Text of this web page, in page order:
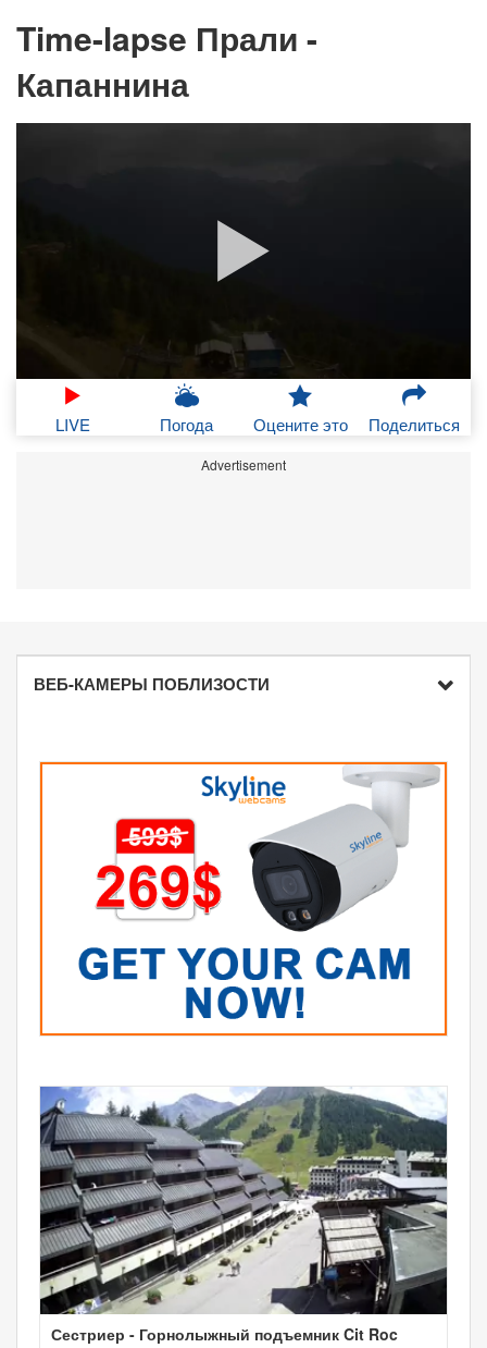
Time-lapse Прали -
Капаннина
LIVE Погода Оцените это Поделиться
Advertisement
ВЕБ-КАМЕРЫ ПОБЛИЗОСТИ
Сестриер - Горнолыжный подъемник Cit Roc